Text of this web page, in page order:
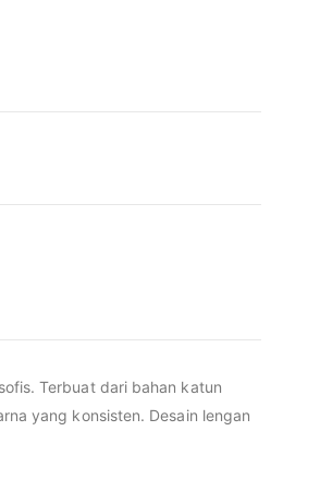
Terbuat dari bahan katun
yang konsisten. Desain lengan